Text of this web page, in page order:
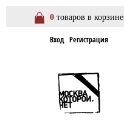
0 товаров в корзине
Вход Регистрация